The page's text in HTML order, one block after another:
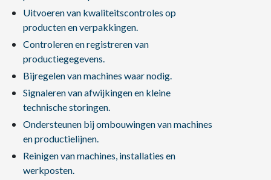
Uitvoeren van kwaliteitscontroles op
producten en verpakkingen.
Controleren en registreren van
productiegegevens.
Bijregelen van machines waar nodig.
Signaleren van afwijkingen en kleine
technische storingen.
Ondersteunen bij ombouwingen van machines
en productielijnen.
Reinigen van machines, installaties en
werkposten.